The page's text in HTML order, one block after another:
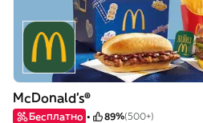
McDonald's®
Бесплатно 89%(500+)